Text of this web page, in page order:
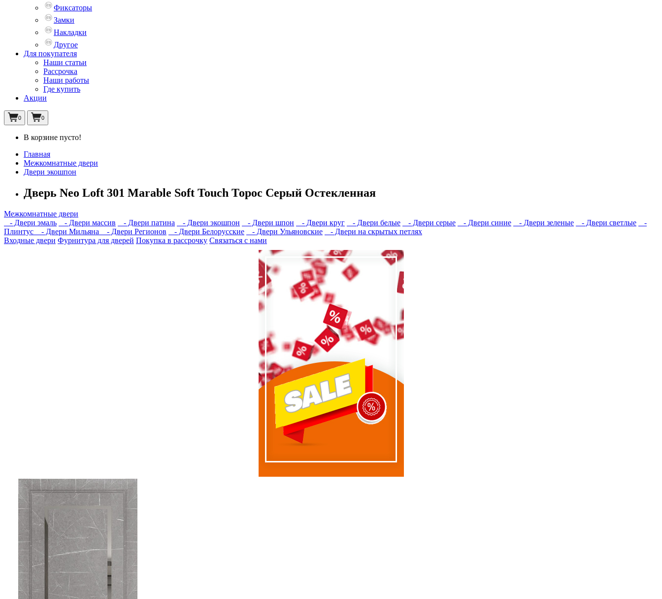
Фиксаторы
Замки
Накладки
Другое
Для покупателя
Наши статьи
Рассрочка
Наши работы
Где купить
Акции
0 0
В корзине пусто!
Главная
Межкомнатные двери
Двери экошпон
Дверь Neo Loft 301 Marable Soft Touch Торос Серый Остекленная
Межкомнатные двери
- Двери эмаль
- Двери массив - Двери патина - Двери экошпон - Двери шпон - Двери круг - Двери белые - Двери серые - Двери синие - Двери зеленые - Двери светлые
-
Плинтус
- Двери Мильяна - Двери Регионов - Двери Белорусские - Двери Ульяновские
- Двери на скрытых петлях
Входные двери Фурнитура для дверей Покупка в рассрочку Связаться с нами